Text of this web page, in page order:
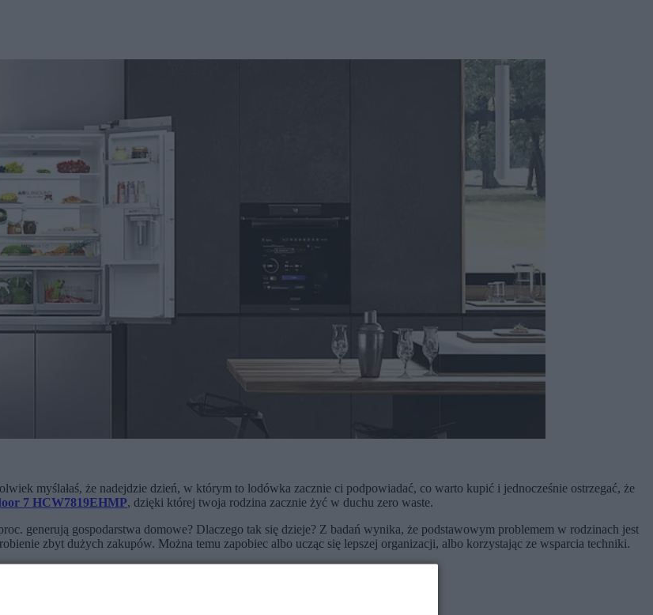
myślałaś, że nadejdzie dzień, w którym to lodówka zacznie ci podpowiadać, co warto kupić i jednocześnie ostrzegać, że
7 HCW7819EHMP, dzięki której twoja rodzina zacznie żyć w duchu zero waste.
generują gospodarstwa domowe? Dlaczego tak się dzieje? Z badań wynika, że podstawowym problemem w rodzinach jest
zbyt dużych zakupów. Można temu zapobiec albo ucząc się lepszej organizacji, albo korzystając ze wsparcia techniki.